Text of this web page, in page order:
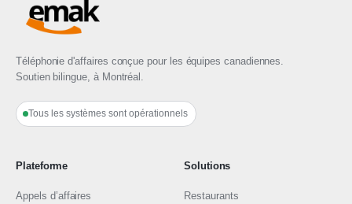
Téléphonie d'affaires conçue pour les équipes canadiennes.
Soutien bilingue, à Montréal.
Tous les systèmes sont opérationnels
Plateforme
Appels d’affaires
Solutions
Restaurants